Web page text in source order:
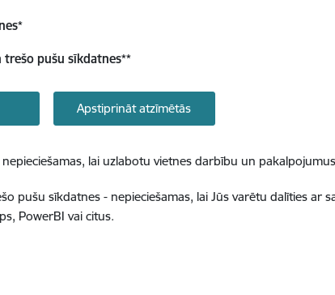
*
trešo pušu sīkdatnes**
Apstiprināt atzīmētās
lai uzlabotu vietnes darbību un
pušu sīkdatnes - nepieciešamas, lai Jūs varētu dalīties
PowerBI vai citus.